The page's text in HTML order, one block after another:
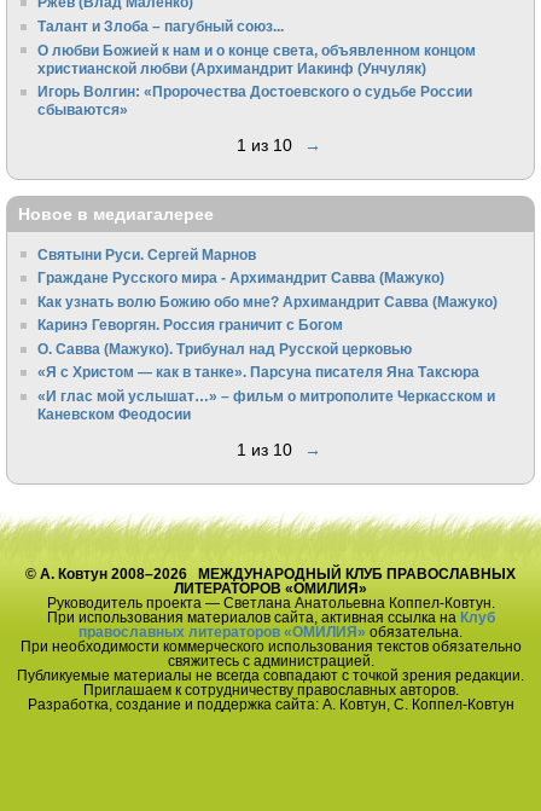
Талант и Злоба – пагубный союз...
О любви Божией к нам и о конце света, объявленном концом
христианской любви (Архимандрит Иакинф (Унчуляк)
Игорь Волгин: «Пророчества Достоевского о судьбе России
сбываются»
1 из 10 →
Новое в медиагалерее
Святыни Руси. Сергей Марнов
Граждане Русского мира - Архимандрит Савва (Мажуко)
Как узнать волю Божию обо мне? Архимандрит Савва (Мажуко)
Каринэ Геворгян. Россия граничит с Богом
О. Савва (Мажуко). Трибунал над Русской церковью
«Я с Христом — как в танке». Парсуна писателя Яна Таксюра
«И глас мой услышат…» – фильм о митрополите Черкасском и
Каневском Феодосии
1 из 10 →
© А. Ковтун 2008–2026 МЕЖДУНАРОДНЫЙ КЛУБ ПРАВОСЛАВНЫХ
ЛИТЕРАТОРОВ «ОМИЛИЯ»
Руководитель проекта — Светлана Анатольевна Коппел-Ковтун.
При использования материалов сайта, активная ссылка на Клуб
православных литераторов «ОМИЛИЯ» обязательна.
При необходимости коммерческого использования текстов обязательно
свяжитесь с администрацией.
Публикуемые материалы не всегда совпадают с точкой зрения редакции.
Приглашаем к сотрудничеству православных авторов.
Разработка, создание и поддержка сайта: А. Ковтун, С. Коппел-Ковтун